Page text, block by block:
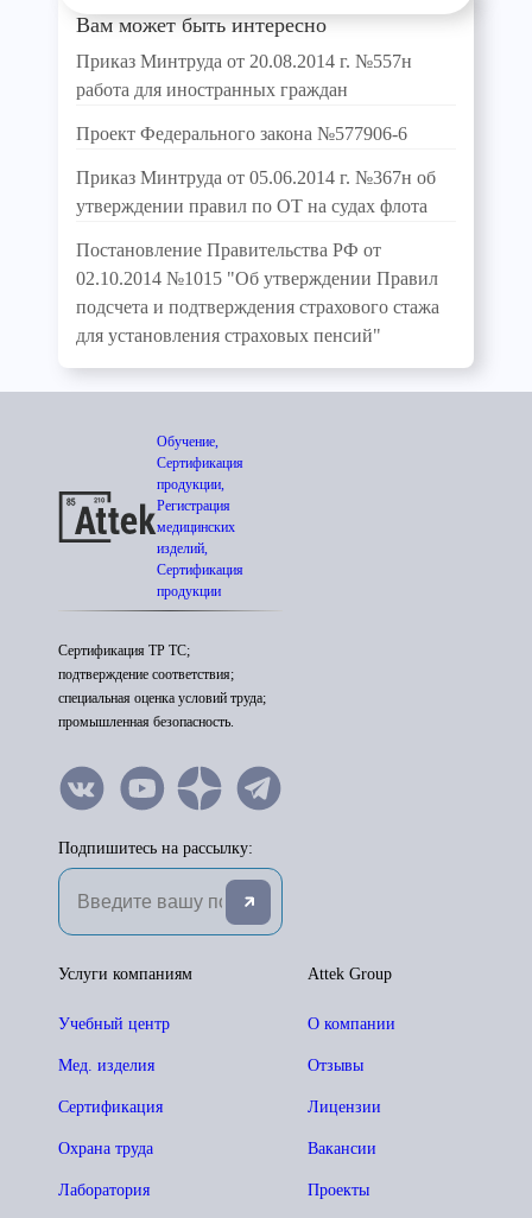
Вам может быть интересно
Приказ Минтруда от 20.08.2014 г. №557н
работа для иностранных граждан
Проект Федерального закона №577906-6
Приказ Минтруда от 05.06.2014 г. №367н об
утверждении правил по ОТ на судах флота
Постановление Правительства РФ от
02.10.2014 №1015 "Об утверждении Правил
подсчета и подтверждения страхового стажа
для установления страховых пенсий"
Обучение,
Сертификация
продукции,
Регистрация
медицинских
изделий,
Сертификация
продукции
Сертификация ТР ТС;
подтверждение соответствия;
специальная оценка условий труда;
промышленная безопасность.
Подпишитесь на рассылку:
Attek Group
О компании
Отзывы
Лицензии
Вакансии
Проекты
Услуги компаниям
Учебный центр
Мед. изделия
Сертификация
Охрана труда
Лаборатория